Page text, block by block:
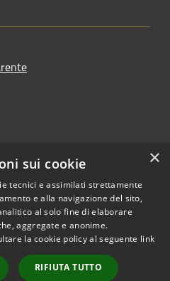
Copyright © 2026 • Città di
Andria • Powered by
Municipium•
Accesso
×
sui cookie
tecnici e assimilati strettamente
e alla navigazione del sito,
al solo fine di elaborare
aggregate e anonime.
la cookie policy al seguente link
RIFIUTA TUTTO